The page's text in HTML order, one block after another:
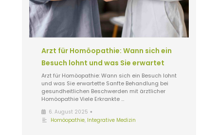
Arzt für Homöopathie: Wann sich ein
Besuch lohnt und was Sie erwartet
Arzt für Homöopathie: Wann sich ein Besuch lohnt
und was Sie erwartette Sanfte Behandlung bei
gesundheitlichen Beschwerden mit ärztlicher
Homöopathie Viele Erkrankte …
6. August 2025 •
Homöopathie, Integrative Medizin